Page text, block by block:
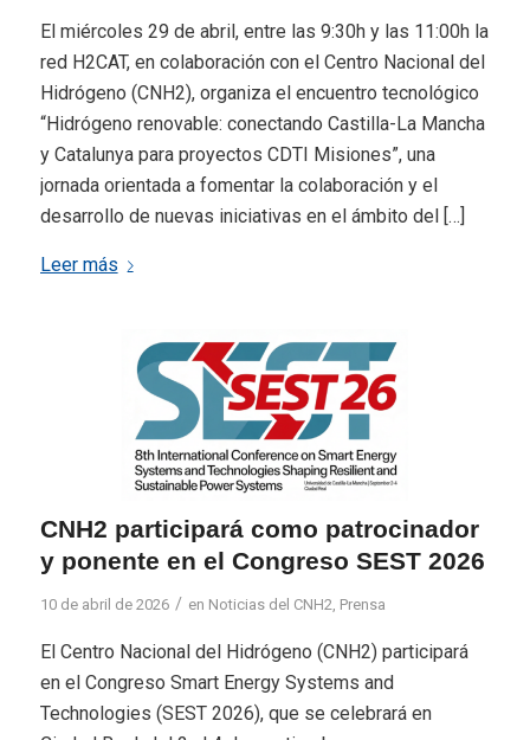
El miércoles 29 de abril, entre las 9:30h y las 11:00h la
red H2CAT, en colaboración con el Centro Nacional del
Hidrógeno (CNH2), organiza el encuentro tecnológico
“Hidrógeno renovable: conectando Castilla-La Mancha
y Catalunya para proyectos CDTI Misiones”, una
jornada orientada a fomentar la colaboración y el
desarrollo de nuevas iniciativas en el ámbito del […]
Leer más
CNH2 participará como patrocinador
y ponente en el Congreso SEST 2026
10 de abril de 2026 / en Noticias del CNH2 Prensa
El Centro Nacional del Hidrógeno (CNH2) participará
en el Congreso Smart Energy Systems and
Technologies (SEST 2026), que se celebrará en